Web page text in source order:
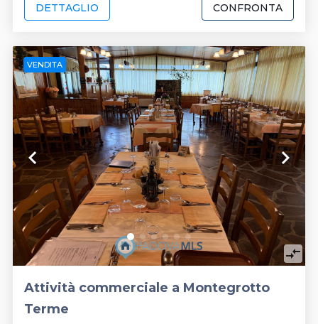
DETTAGLIO CONFRONTA
VENDITA
keyboard_arrow_left keyboard_arrow_right
compare_arrows
Attività commerciale a Montegrotto
Terme